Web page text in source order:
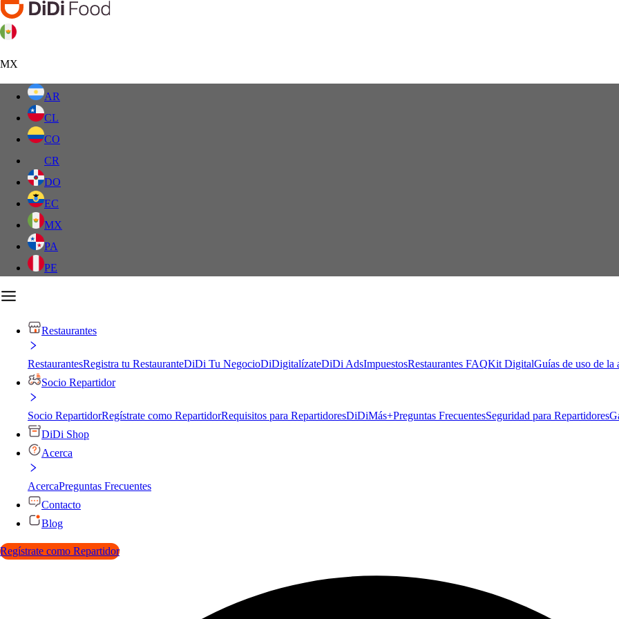
MX
AR
CL
CO
CR
DO
EC
MX
PA
PE
Restaurantes
RestaurantesRegistra tu RestauranteDiDi Tu NegocioDiDigitalízateDiDi AdsImpuestosRestaurantes FAQKit DigitalGuías de uso de la
Socio Repartidor
Socio RepartidorRegístrate como RepartidorRequisitos para RepartidoresDiDiMás+Preguntas FrecuentesSeguridad para Repartidores
DiDi Shop
Acerca
AcercaPreguntas Frecuentes
Contacto
Blog
Regístrate como Repartidor